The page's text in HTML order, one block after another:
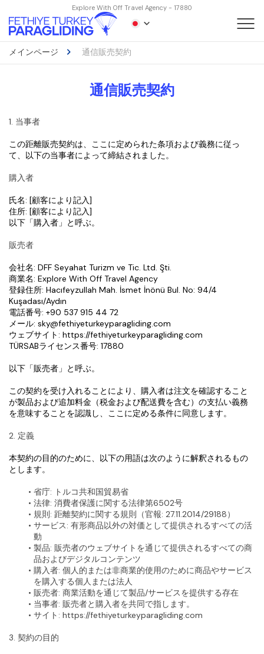
Explore With Off Travel Agency - 17880
メインページ 通信販売契約
通信販売契約
1. 当事者
この距離販売契約は、ここに定められた条項および義務に従っ
て、以下の当事者によって締結されました。
購入者
氏名: [顧客により記入]
住所: [顧客により記入]
以下「購入者」と呼ぶ。
販売者
会社名: DFF Seyahat Turizm ve Tic. Ltd. Şti.
商業名: Explore With Off Travel Agency
登録住所: Hacıfeyzullah Mah. İsmet İnönü Bul. No: 94/4
Kuşadası/Aydın
電話番号: +90 537 915 44 72
メール: sky@fethiyeturkeyparagliding.com
ウェブサイト: https://fethiyeturkeyparagliding.com
TÜRSABライセンス番号: 17880
以下「販売者」と呼ぶ。
この契約を受け入れることにより、購入者は注文を確認すること
が製品および追加料金（税金および配送費を含む）の支払い義務
を意味することを認識し、ここに定める条件に同意します。
2. 定義
本契約の目的のために、以下の用語は次のように解釈されるもの
とします。
省庁: トルコ共和国貿易省
法律: 消費者保護に関する法律第6502号
規則: 距離契約に関する規則（官報: 27.11.2014/29188）
サービス: 有形商品以外の対価として提供されるすべての活
動
製品: 販売者のウェブサイトを通じて提供されるすべての商
品およびデジタルコンテンツ
購入者: 個人的または非商業的使用のために商品やサービス
を購入する個人または法人
販売者: 商業活動を通じて製品/サービスを提供する存在
当事者: 販売者と購入者を共同で指します。
サイト : https://fethiyeturkeyparagliding.com
3. 契約の目的